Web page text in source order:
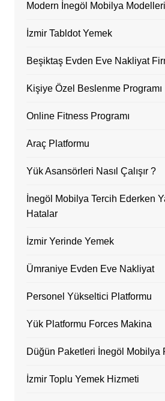
Modern İnegöl Mobilya Modelleri
İzmir Tabldot Yemek
Beşiktaş Evden Eve Nakliyat
Kişiye Özel Beslenme Programı
Online Fitness Programı
Araç Platformu
Yük Asansörleri Nasıl Çalışır ?
İnegöl Mobilya Tercih Ederken
Hatalar
İzmir Yerinde Yemek
Ümraniye Evden Eve Nakliyat
Personel Yükseltici Platformu
Yük Platformu Forces Makina
Düğün Paketleri İnegöl Mobilya
İzmir Toplu Yemek Hizmeti